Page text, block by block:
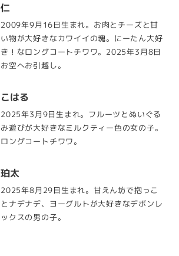
仁
2009年9月16日生まれ。お肉とチーズと甘
い物が大好きなカワイイの塊。にーたん大好
き！なロングコートチワワ。2025年3月8日
お空へお引越し。
こはる
2025年3月9日生まれ。フルーツとぬいぐる
み遊びが大好きなミルクティー色の女の子。
ロングコートチワワ。
珀太
2025年8月29日生まれ。甘えん坊で抱っこ
とナデナデ、ヨーグルトが大好きなデボンレ
ックスの男の子。